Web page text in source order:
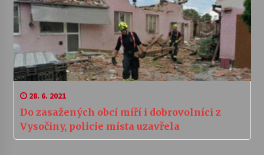
28. 6. 2021
Do zasažených obcí míří i dobrovolníci z
Vysočiny, policie místa uzavřela